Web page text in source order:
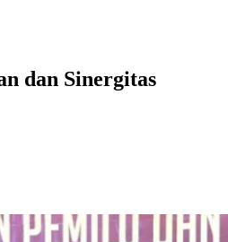
dan Sinergitas